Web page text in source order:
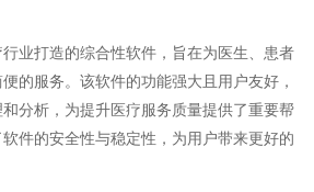
业打造的综合性软件，旨在为医生、患者
的服务。该软件的功能强大且用户友好，
分析，为提升医疗服务质量提供了重要帮
件的安全性与稳定性，为用户带来更好的